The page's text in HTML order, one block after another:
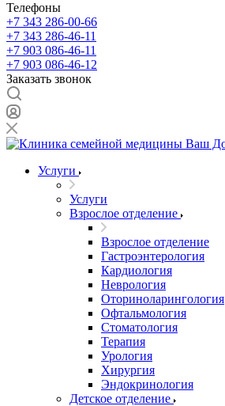
Телефоны
+7 343 286-00-66
+7 343 286-46-11
+7 903 086-46-11
+7 903 086-46-12
Заказать звонок
Услуги
Услуги
Взрослое отделение
Взрослое отделение
Гастроэнтерология
Кардиология
Неврология
Оториноларингология
Офтальмология
Стоматология
Терапия
Урология
Хирургия
Эндокринология
Детское отделение